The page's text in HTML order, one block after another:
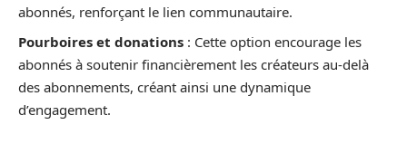
abonnés, renforçant le lien communautaire.
Pourboires et donations : Cette option encourage les
abonnés à soutenir financièrement les créateurs au-delà
des abonnements, créant ainsi une dynamique
d’engagement.